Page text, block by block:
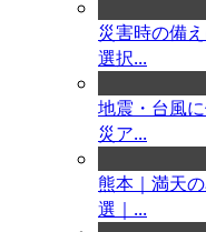
災害時の備
選択...
地震・台風
災ア...
熊本｜満天
選｜...